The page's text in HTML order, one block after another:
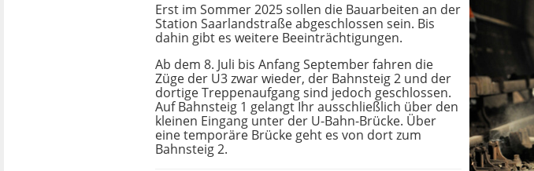
Erst im Sommer 2025 sollen die Bauarbeiten an der
Station Saarlandstraße abgeschlossen sein. Bis
dahin gibt es weitere Beeinträchtigungen.
Ab dem 8. Juli bis Anfang September fahren die
Züge der U3 zwar wieder, der Bahnsteig 2 und der
dortige Treppenaufgang sind jedoch geschlossen.
Auf Bahnsteig 1 gelangt Ihr ausschließlich über den
kleinen Eingang unter der U-Bahn-Brücke. Über
eine temporäre Brücke geht es von dort zum
Bahnsteig 2.